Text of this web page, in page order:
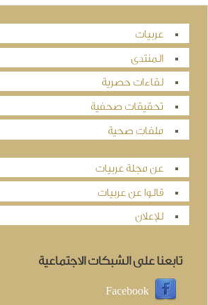
عربيات
المنتدى
لقاءات حصرية
تحقيقات صحفية
ملفات صحية
عن مجلة عربيات
قالوا عن عربيات
للإعلان
تابعنا على الشبكات الاجتماعية
Facebook